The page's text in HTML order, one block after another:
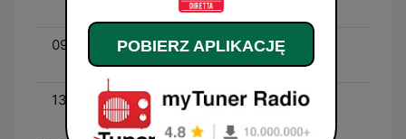
e Alvin
09:00 - 13:00
Quelli Del Weekend - Fil
Grondona
13:00 - 23:59 Enjoy The Weekend!
POBIERZ APLIKACJĘ